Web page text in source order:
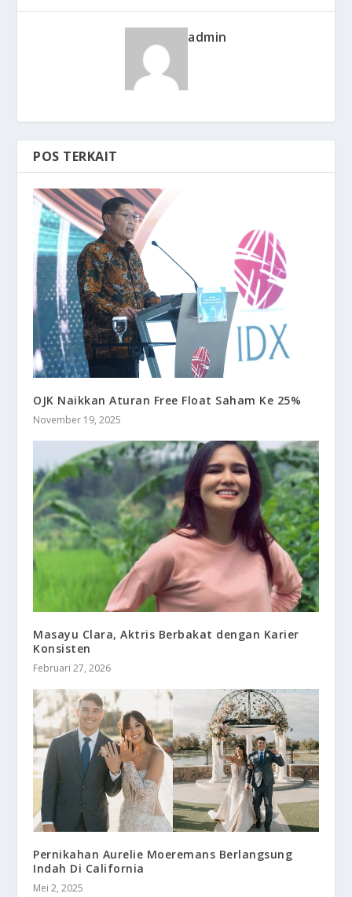
admin
POS TERKAIT
OJK Naikkan Aturan Free Float Saham Ke 25%
November 19, 2025
Masayu Clara, Aktris Berbakat dengan Karier
Konsisten
Februari 27, 2026
Pernikahan Aurelie Moeremans Berlangsung
Indah Di California
Mei 2, 2025